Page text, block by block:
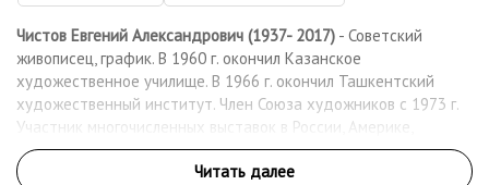
Чистов Евгений Александрович (1937- 2017) - Советский
живописец, график. В 1960 г. окончил Казанское
художественное училище. В 1966 г. окончил Ташкентский
художественный институт. Член Союза художников с 1973 г.
Участник многочисленных выставок в России, Америке,
Германии, Монголии, Турции и др. Произведения художника
находятся во многих региональных музеях, в частных